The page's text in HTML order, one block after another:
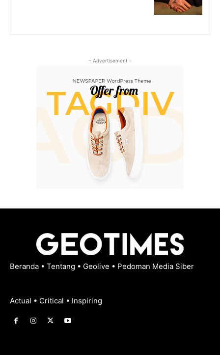
- Advertisement -
Beranda • Tentang • Geolive • Pedoman Media Siber
Actual • Critical • Inspiring